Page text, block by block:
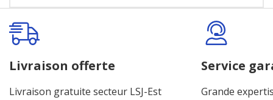
Onglet
personnalisé
Livraison offerte
Livraison gratuite secteur LSJ-Est
Service
Grande